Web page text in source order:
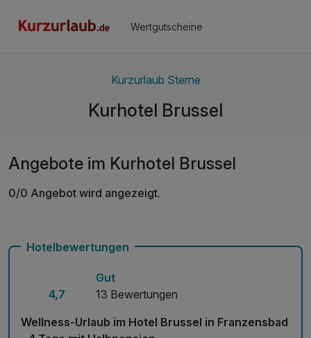
Wertgutscheine
Kurzurlaub Sterne
Kurhotel Brussel
Angebote im Kurhotel Brussel
0/0 Angebot wird angezeigt.
Hotelbewertungen
4,7
Gut
13 Bewertungen
Wellness-Urlaub im Hotel Brussel in Franzensbad